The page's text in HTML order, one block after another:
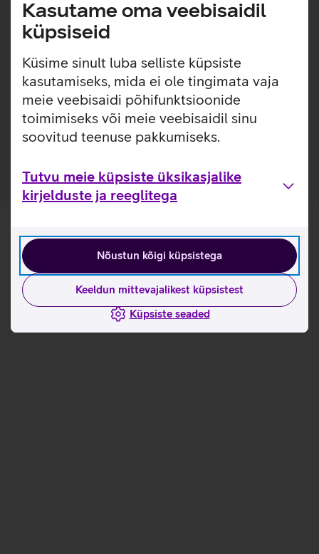
Kasutame oma veebisaidil
küpsiseid
Küsime sinult luba selliste küpsiste
kasutamiseks, mida ei ole tingimata vaja
meie veebisaidi põhifunktsioonide
toimimiseks või meie veebisaidil sinu
soovitud teenuse pakkumiseks.
Tutvu meie küpsiste üksikasjalike
kirjelduste ja reeglitega
Nõustun kõigi küpsistega
Keeldun mittevajalikest küpsistest
Küpsiste seaded
Õhuke, kerge ja lihtsasti kinnitatav ümbris, millel on
sisseehitatud MagSafe magnetid, mis muudavad ümbrise
kinnitamise ja eemaldamise väga lihtsaks. Ümbrisega on
võimalik kasutada Qi või MagSafe juhtmevaba laadimist
ilma seda eemaldamata. Lisaks saab ümbrise tagaküljele
mugavalt kinnitada ka rahatasku. Ümbris on mikrofiiber
sisuga, tagamaks telefonile kaitse mikrokriimustuste eest
juhuks, kui tolm ja mustus satuvad telefoni ja ümbrise
vahele.